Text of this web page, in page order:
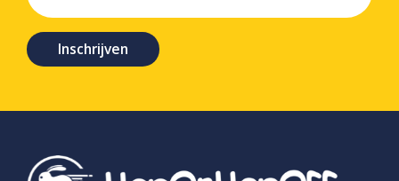
Inschrijven